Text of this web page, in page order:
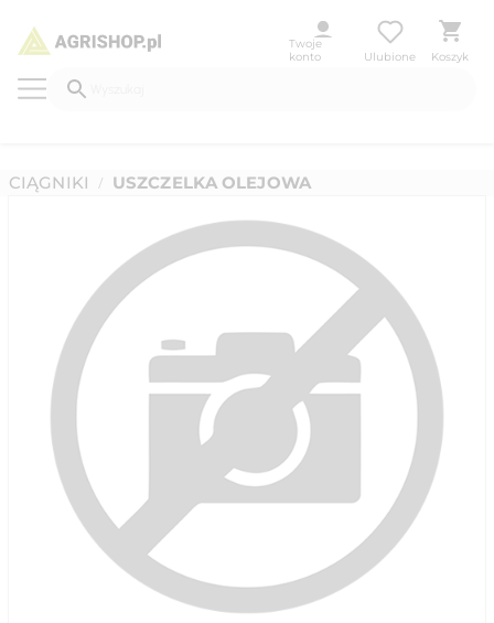
Twoje
konto
Ulubione Koszyk
CIĄGNIKI / USZCZELKA OLEJOWA